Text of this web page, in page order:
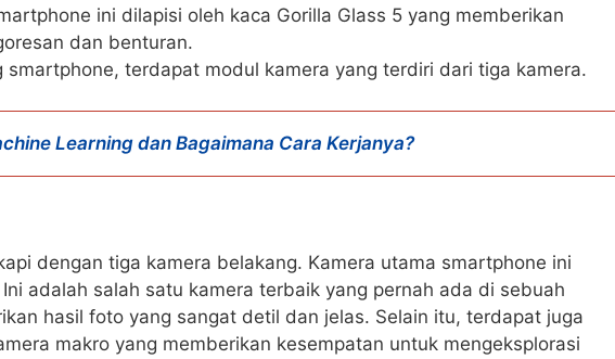
ini dilapisi oleh kaca Gorilla Glass 5 yang memberikan
dan benturan.
smartphone, terdapat modul kamera yang terdiri dari tiga kamera.
Learning dan Bagaimana Cara Kerjanya?
dengan tiga kamera belakang. Kamera utama smartphone ini
adalah salah satu kamera terbaik yang pernah ada di sebuah
hasil foto yang sangat detil dan jelas. Selain itu, terdapat juga
makro yang memberikan kesempatan untuk mengeksplorasi